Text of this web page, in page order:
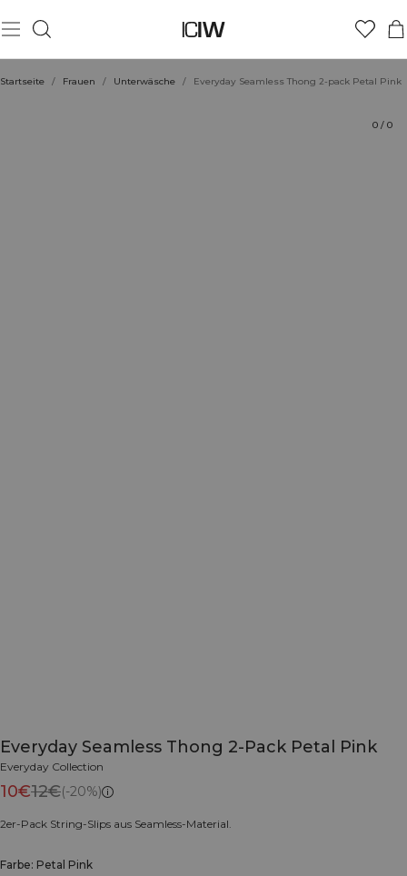
Startseite / Frauen / Unterwäsche / Everyday Seamless Thong 2-pack Petal Pink
0 / 0
Everyday Seamless Thong 2-Pack Petal Pink
Everyday Collection
10€12€(-20%)
2er-Pack String-Slips aus Seamless-Material.
Farbe: Petal Pink